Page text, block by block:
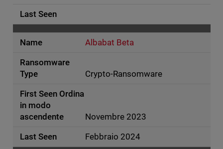
Albabat Beta
Crypto-Ransomware
Novembre 2023
Febbraio 2024